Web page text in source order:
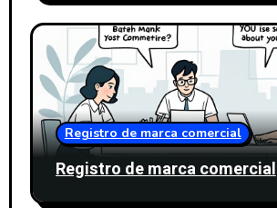
Registro de marca comercial
Registro de marca comercial